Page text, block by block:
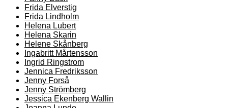
Frida Elverstig
Frida Lindholm
Helena Lubert
Helena Skarin
Helene Skånberg
Ingabritt Mårtensson
Ingrid Ringstrom
Jennica Fredriksson
Jenny Forså
Jenny Strömberg
Jessica Ekenberg Wallin